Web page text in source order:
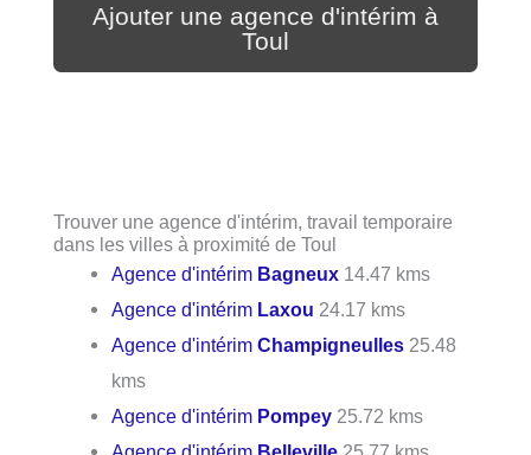
Ajouter une agence d'intérim à
Toul
Trouver une agence d'intérim, travail temporaire
dans les villes à proximité de Toul
Agence d'intérim Bagneux 14.47 kms
Agence d'intérim Laxou 24.17 kms
Agence d'intérimChampigneulles 25.48
kms
Agence d'intérim Pompey 25.72 kms